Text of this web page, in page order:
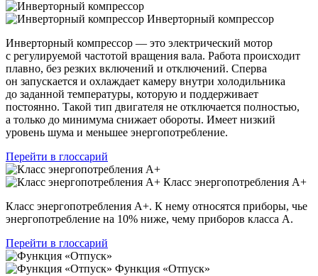
Инверторный компрессор
Инверторный компрессор — это электрический мотор
с регулируемой частотой вращения вала. Работа происходит
плавно, без резких включений и отключений. Сперва
он запускается и охлаждает камеру внутри холодильника
до заданной температуры, которую и поддерживает
постоянно. Такой тип двигателя не отключается полностью,
а только до минимума снижает обороты. Имеет низкий
уровень шума и меньшее энергопотребление.
Перейти в глоссарий
Класс энергопотребления А+
Класс энергопотребления А+. К нему относятся приборы, чье
энергопотребление на 10% ниже, чему приборов класса А.
Перейти в глоссарий
Функция «Отпуск»